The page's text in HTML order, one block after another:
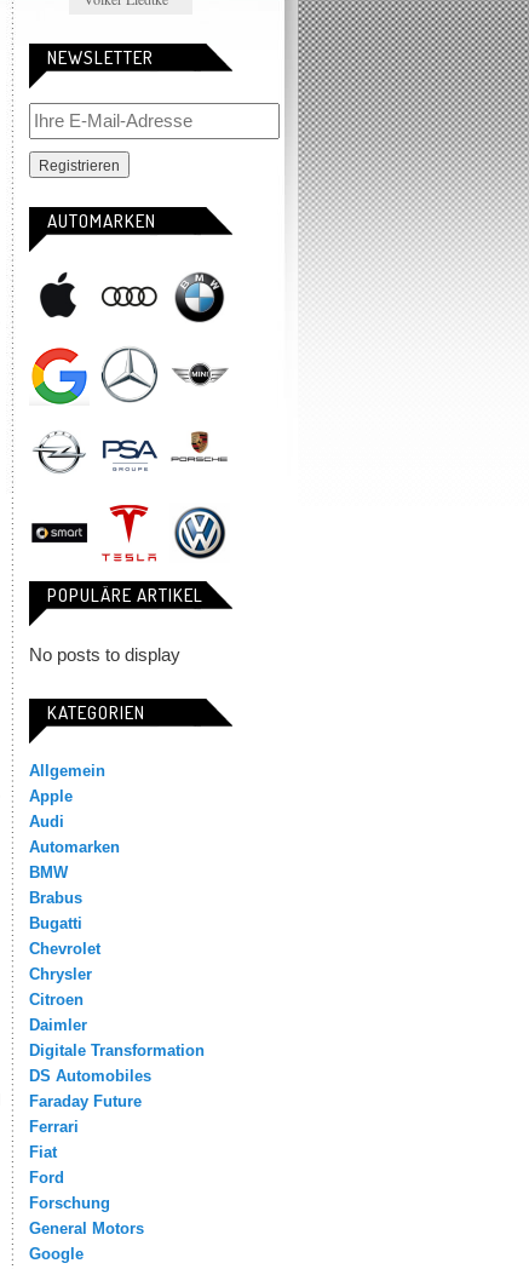
NEWSLETTER
AUTOMARKEN
POPULÄRE ARTIKEL
No posts to display
KATEGORIEN
Allgemein
Apple
Audi
Automarken
BMW
Brabus
Bugatti
Chevrolet
Chrysler
Citroen
Daimler
Digitale Transformation
DS Automobiles
Faraday Future
Ferrari
Fiat
Ford
Forschung
General Motors
Google